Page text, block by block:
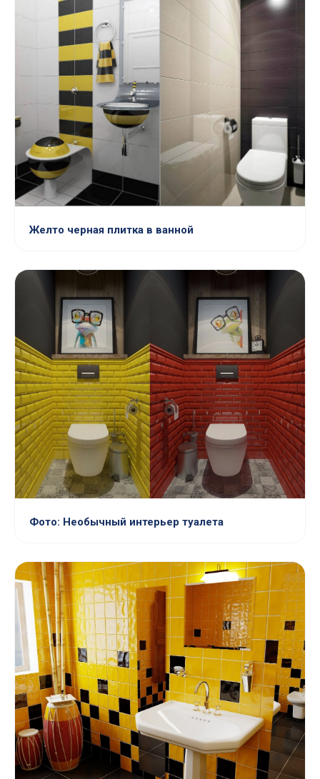
Желто черная плитка в ванной
Фото: Необычный интерьер туалета